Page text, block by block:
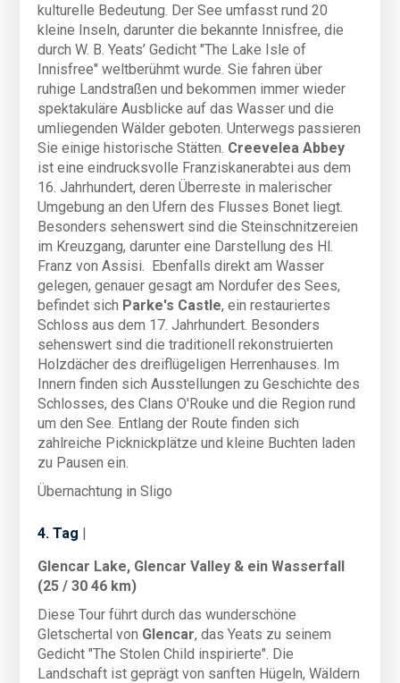
kulturelle Bedeutung. Der See umfasst rund 20
kleine Inseln, darunter die bekannte Innisfree, die
durch W. B. Yeats’ Gedicht "The Lake Isle of
Innisfree" weltberühmt wurde. Sie fahren über
ruhige Landstraßen und bekommen immer wieder
spektakuläre Ausblicke auf das Wasser und die
umliegenden Wälder geboten. Unterwegs passieren
Sie einige historische Stätten. Creevelea Abbey
ist eine eindrucksvolle Franziskanerabtei aus dem
16. Jahrhundert, deren Überreste in malerischer
Umgebung an den Ufern des Flusses Bonet liegt.
Besonders sehenswert sind die Steinschnitzereien
im Kreuzgang, darunter eine Darstellung des Hl.
Franz von Assisi. Ebenfalls direkt am Wasser
gelegen, genauer gesagt am Nordufer des Sees,
befindet sich Parke's Castle, ein restauriertes
Schloss aus dem 17. Jahrhundert. Besonders
sehenswert sind die traditionell rekonstruierten
Holzdächer des dreiflügeligen Herrenhauses. Im
Innern finden sich Ausstellungen zu Geschichte des
Schlosses, des Clans O'Rouke und die Region rund
um den See. Entlang der Route finden sich
zahlreiche Picknickplätze und kleine Buchten laden
zu Pausen ein.
Übernachtung in Sligo
4. Tag |
Glencar Lake, Glencar Valley & ein Wasserfall
(25 / 30 46 km)
Diese Tour führt durch das wunderschöne
Gletschertal von Glencar, das Yeats zu seinem
Gedicht "The Stolen Child inspirierte". Die
Landschaft ist geprägt von sanften Hügeln, Wäldern